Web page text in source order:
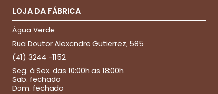
LOJA DA FÁBRICA
Água Verde
Rua Doutor Alexandre Gutierrez, 585
(41) 3244 -1152
Seg. à Sex. das 10:00h as 18:00h
Sab. fechado
Dom. fechado